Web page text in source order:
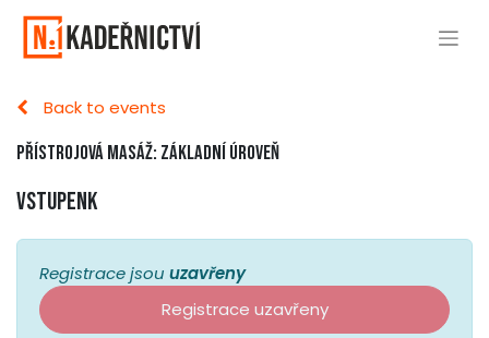
Back to events
Přístrojová masáž: základní úroveň
Vstupenk
Registrace jsou uzavřeny
Registrace uzavřeny